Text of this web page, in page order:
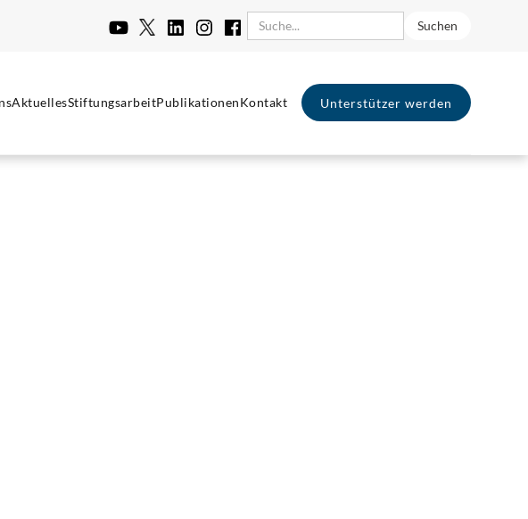
AktuellesStiftungsarbeitPublikationenKontakt Unterstützer werden